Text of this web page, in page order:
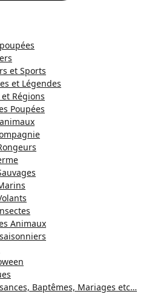
et Sports
et Légendes
et Régions
Poupées
Animaux
Baptêmes, Mariages etc…